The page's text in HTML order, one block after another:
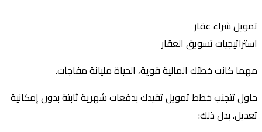
شراء عقار
تسويق العقار
كانت خطتك المالية قوية، الحياة مليانة مفاجآت.
تتجنب خطط تمويل تقيدك بدفعات شهرية ثابتة بدون إمكانية
بدل ذلك: